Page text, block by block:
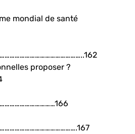
mondial de santé
proposer ?